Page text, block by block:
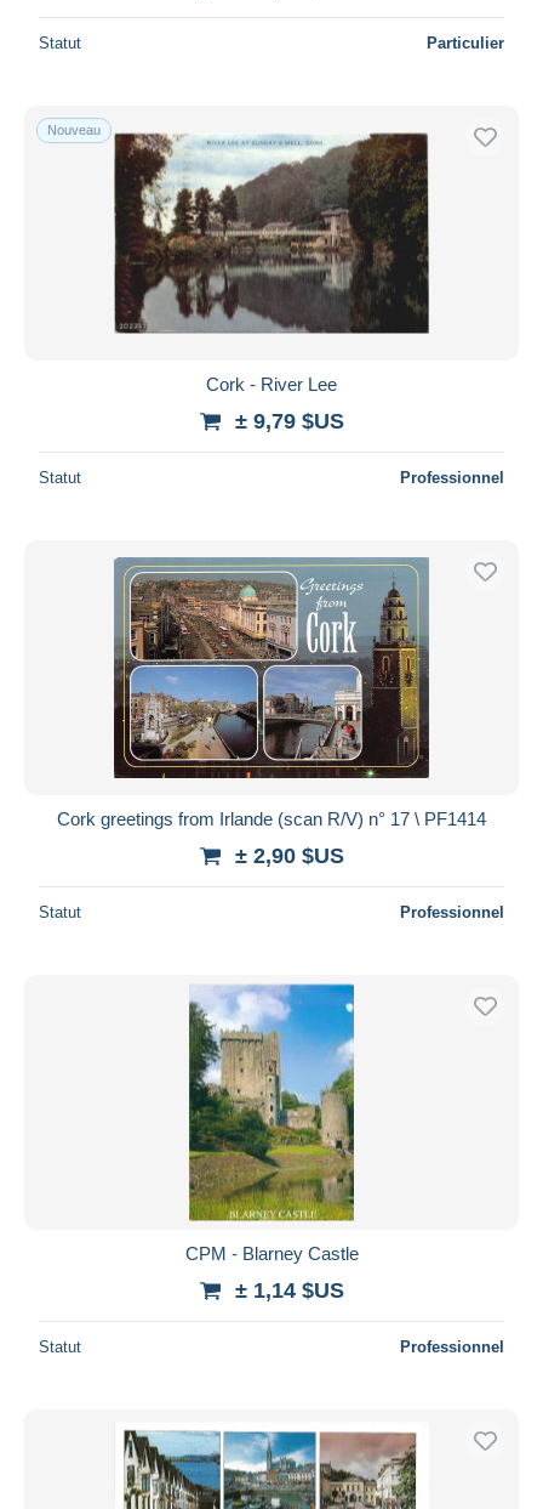
Statut Particulier
Nouveau
Cork - River Lee
± 9,79 $US
Statut Professionnel
Cork greetings from Irlande (scan R/V) n° 17 \ PF1414
± 2,90 $US
Statut Professionnel
CPM - Blarney Castle
± 1,14 $US
Statut Professionnel